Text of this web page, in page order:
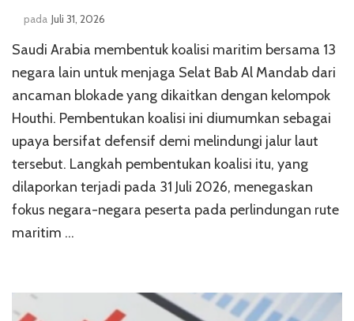
pada Juli 31, 2026
Saudi Arabia membentuk koalisi maritim bersama 13
negara lain untuk menjaga Selat Bab Al Mandab dari
ancaman blokade yang dikaitkan dengan kelompok
Houthi. Pembentukan koalisi ini diumumkan sebagai
upaya bersifat defensif demi melindungi jalur laut
tersebut. Langkah pembentukan koalisi itu, yang
dilaporkan terjadi pada 31 Juli 2026, menegaskan
fokus negara-negara peserta pada perlindungan rute
maritim …